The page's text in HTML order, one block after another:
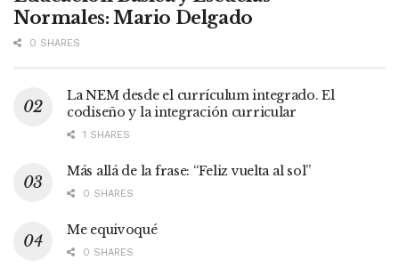
Normales: Mario Delgado
0 SHARES
La NEM desde el currículum integrado. El
codiseño y la integración curricular
1 SHARES
Más allá de la frase: “Feliz vuelta al sol”
0 SHARES
Me equivoqué
0 SHARES